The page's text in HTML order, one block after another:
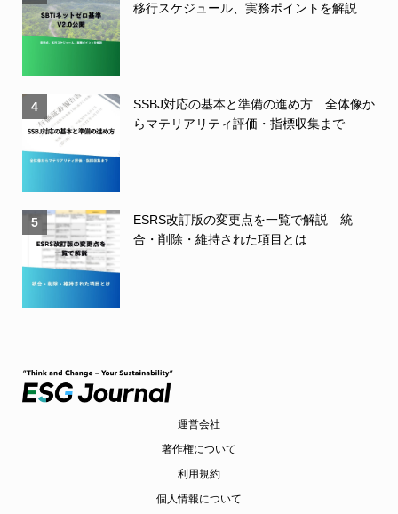
移行スケジュール、実務ポイントを解説
4
SSBJ対応の基本と準備の進め方 全体像か
らマテリアリティ評価・指標収集まで
5
ESRS改訂版の変更点を一覧で解説 統
合・削除・維持された項目とは
運営会社
著作権について
利用規約
個人情報について